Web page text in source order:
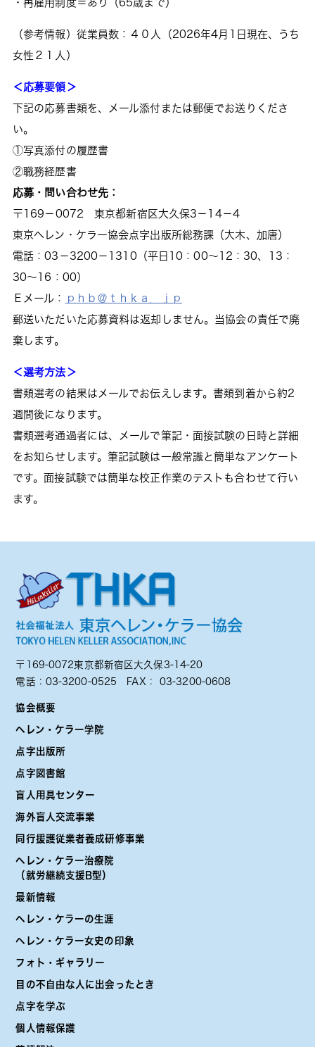
・再雇用制度＝あり（65歳まで）
（参考情報）従業員数：４０人（2026年4月1日現在、うち
女性２１人）
＜応募要領＞
下記の応募書類を、メール添付または郵便でお送りくださ
い。
①写真添付の履歴書
②職務経歴書
応募・問い合わせ先：
〒169－0072 東京都新宿区大久保3－14－4
東京ヘレン・ケラー協会点字出版所総務課（大木、加唐）
電話：03－3200－1310（平日10：00～12：30、13：
30～16：00）
Ｅメール：
ｐｈｂ＠ｔｈｋａ．ｊｐ
郵送いただいた応募資料は返却しません。当協会の責任で廃
棄します。
＜選考方法＞
書類選考の結果はメールでお伝えします。書類到着から約2
週間後になります。
書類選考通過者には、メールで筆記・面接試験の日時と詳細
をお知らせします。筆記試験は一般常識と簡単なアンケート
です。面接試験では簡単な校正作業のテストも合わせて行い
ます。
〒169-0072東京都新宿区大久保3-14-20
電話： 03-3200-0525 FAX： 03-3200-0608
協会概要
ヘレン・ケラー学院
点字出版所
点字図書館
盲人用具センター
海外盲人交流事業
同行援護従業者養成研修事業
ヘレン・ケラー治療院
（就労継続支援B型）
最新情報
ヘレン・ケラーの生涯
ヘレン・ケラー女史の印象
フォト・ギャラリー
目の不自由な人に出会ったとき
点字を学ぶ
個人情報保護